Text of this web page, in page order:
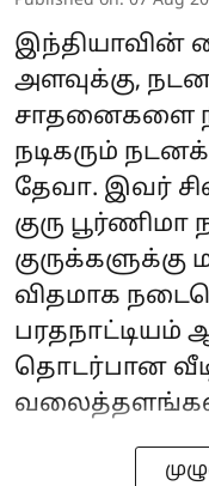
இந்தியாவின்
அளவுக்கு,
சாதனைகளை
நடிகரும்
தேவா. இவர்
குரு
குருக்களுக்கு
விதமாக
பரதநாட்டியம்
தொடர்பான